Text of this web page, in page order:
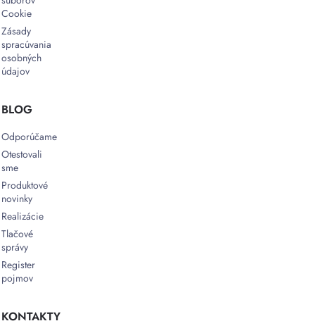
Cookie
Zásady
spracúvania
osobných
údajov
BLOG
Odporúčame
Otestovali
sme
Produktové
novinky
Realizácie
Tlačové
správy
Register
pojmov
KONTAKTY